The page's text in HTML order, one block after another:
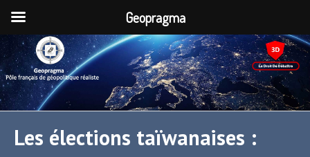
Les élections taïwanaises :
Geopragma